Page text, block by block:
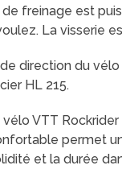
freinage est
La visserie
direction du vélo
HL 215.
VTT Rockrider
permet
et la durée